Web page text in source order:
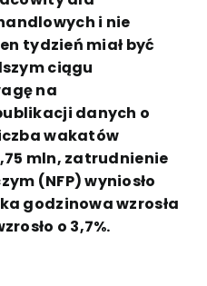
i nie
tydzień miał być
ciągu
na
danych o
wakatów
mln, zatrudnienie
(NFP) wyniosło
godzinowa wzrosła
o 3,7%.